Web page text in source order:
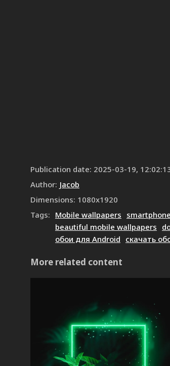
Publication date: 2025-03-19,
Author: Jacob
Dimensions: 1080x1920
Tags: Mobile wallpapers
beautiful mobile wallpapers
обои для Android скачать
More related content